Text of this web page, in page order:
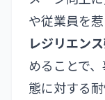
や従業員を
レジリエン
めることで
態に対する